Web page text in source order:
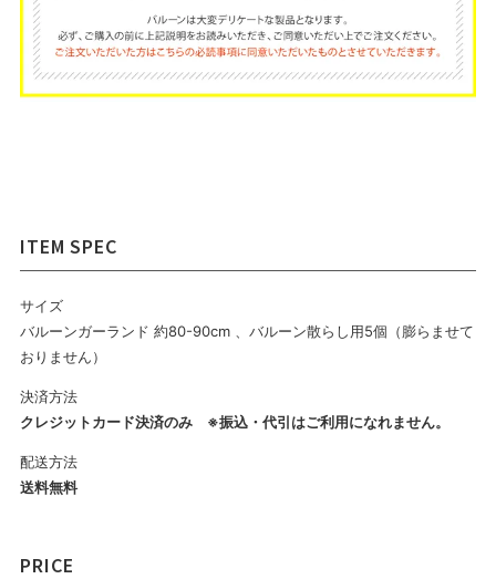
サイズ
バルーンガーランド 約80-90cm 、バルーン散らし用5個（膨らませて
おりません）
決済方法
クレジットカード決済のみ ※振込・代引はご利用になれません。
配送方法
送料無料
PRICE